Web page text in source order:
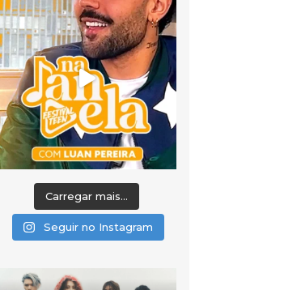
Carregar mais...
Seguir no Instagram